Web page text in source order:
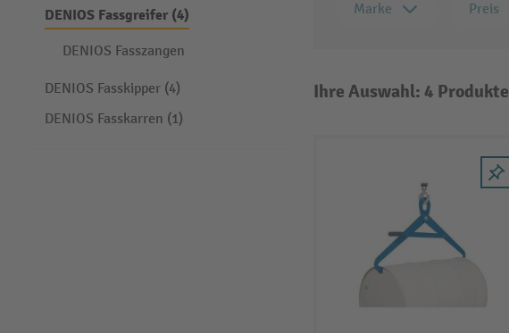
DENIOS Fassgreifer (4)
DENIOS Fasszangen
DENIOS Fasskipper (4)
DENIOS Fasskarren (1)
Marke Preis
Ihre Auswahl: 4 Produkte